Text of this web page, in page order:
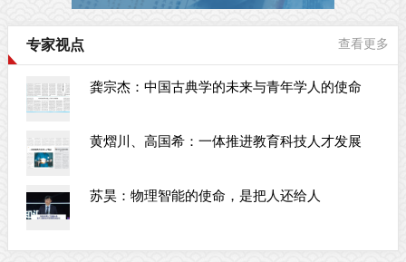
专家视点 查看更多
龚宗杰：中国古典学的未来与青年学人的使命
黄熠川、高国希：一体推进教育科技人才发展
苏昊：物理智能的使命，是把人还给人